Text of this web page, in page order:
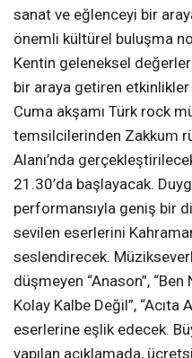
sanat ve eğlenceyi bir
önemli kültürel buluşma
Kentin geleneksel
bir araya getiren
Cuma akşamı Türk rock
temsilcilerinden Zakkum
Alanı’nda
21.30’da başlayacak.
performansıyla geniş bir
sevilen eserlerini
seslendirecek.
düşmeyen “Anason”, “Ben
Kolay Kalbe Değil”, “Acıta
eserlerine eşlik edecek.
yapılan açıklamada,